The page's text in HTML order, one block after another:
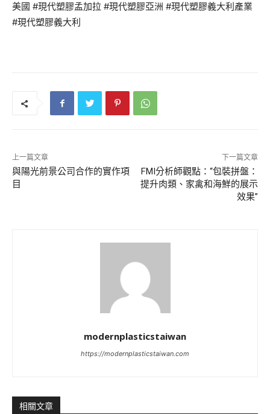
美國 #現代塑膠孟加拉 #現代塑膠亞洲 #現代塑膠義大利產業
#現代塑膠義大利
上一篇文章
與陽光前景公司合作的實作項
目
下一篇文章
FMI分析師觀點：“包裝拼盤：
提升肉類、家禽和海鮮的展示
效果”
modernplasticstaiwan
https://modernplasticstaiwan.com
相關文章